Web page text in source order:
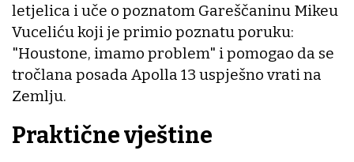
letjelica i uče o poznatom Gareščaninu Mikeu
Vuceliću koji je primio poznatu poruku:
"Houstone, imamo problem" i pomogao da se
tročlana posada Apolla 13 uspješno vrati na
Zemlju.
Praktične vještine